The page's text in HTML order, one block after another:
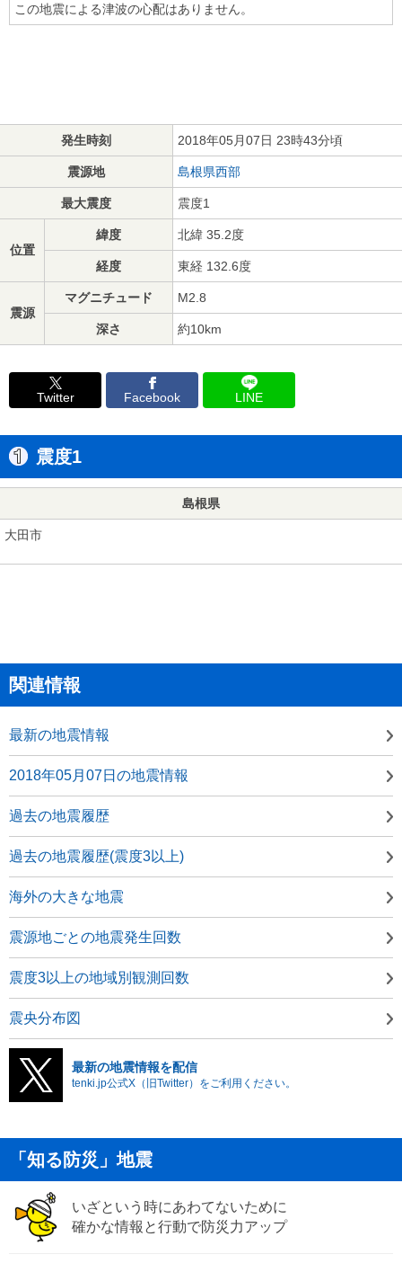
この地震による津波の心配はありません。
発生時刻 2018年05月07日 23時43分頃
震源地 島根県西部
最大震度 震度1
位置
緯度 北緯 35.2度
経度 東経 132.6度
震源
マグニチュード M2.8
深さ 約10km
Twitter Facebook LINE
震度1
島根県
大田市
関連情報
最新の地震情報
2018年05月07日の地震情報
過去の地震履歴
過去の地震履歴(震度3以上)
海外の大きな地震
震源地ごとの地震発生回数
震度3以上の地域別観測回数
震央分布図
最新の地震情報を配信
tenki.jp公式X（旧Twitter）をご利用ください。
「知る防災」地震
いざという時にあわてないために
確かな情報と行動で防災力アップ